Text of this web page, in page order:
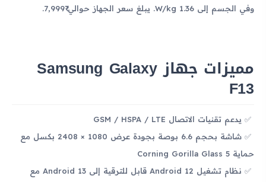
وفي الجسم إلى 1.36 W/kg. يبلغ سعر الجهاز حوالي ₹7,999.
مميزات جهاز Samsung Galaxy
F13
يدعم تقنيات الاتصال GSM / HSPA / LTE
شاشة بحجم 6.6 بوصة بجودة عرض 1080 × 2408 بكسل مع
حماية Corning Gorilla Glass 5
نظام تشغيل Android 12 قابل للترقية إلى Android 13 مع